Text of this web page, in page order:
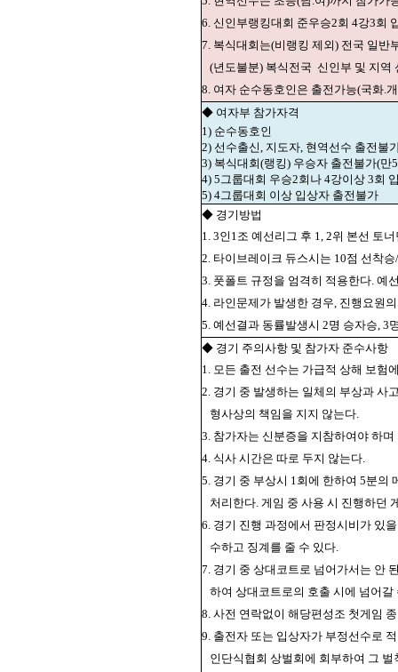
6. 신인부랭킹대회 준우승2회 4강3회
7. 복식대회는(비랭킹 제외) 전국 일반
(년도불분) 복식전국 신인부 및 지역
8. 여자 순수동호인은 출전가능(국화.
◆ 여자부 참가자격
1) 순수동호인
2) 선수출신, 지도자, 현역선수 출전불
3) 복식대회(랭킹) 우승자 출전불가(만
4) 5그룹대회 우승2회나 4강이상 3회
5) 4그룹대회 이상 입상자 출전불가
◆ 경기방법
1. 3인1조 예선리그 후 1, 2위 본선 토
2. 타이브레이크 듀스시는 10점 선착
3. 풋폴트 규정을 엄격히 적용한다. 예
4. 라인문제가 발생한 경우, 진행요원
5. 예선결과 동률발생시 2명 승자승, 3
◆ 경기 주의사항 및 참가자 준수사항
1. 모든 출전 선수는 가급적 상해 보험
2. 경기 중 발생하는 일체의 부상과 사
형사상의 책임을 지지 않는다.
3. 참가자는 신분증을 지참하여야 하
4. 식사 시간은 따로 두지 않는다.
5. 경기 중 부상시 1회에 한하여 5분의
처리한다. 게임 중 사용 시 진행하던
6. 경기 진행 과정에서 판정시비가 있
수하고 징계를 줄 수 있다.
7. 경기 중 상대코트로 넘어가서는 안
하여 상대코트로의 호출 시에 넘어갈
8. 사전 연락없이 해당편성조 첫게임
9. 출전자 또는 입상자가 부정선수로
인단식협회 상벌회에 회부하여 그 벌